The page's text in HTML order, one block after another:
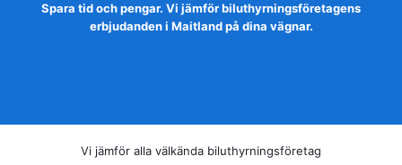
Spara tid och pengar. Vi jämför biluthyrningsföretagens
erbjudanden i Maitland på dina vägnar.
Vi jämför alla välkända biluthyrningsföretag